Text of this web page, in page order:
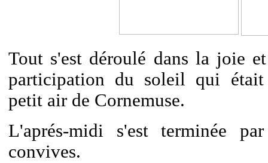
Tout s'est déroulé dans la joie
participation du soleil qui
petit air de Cornemuse.
L'aprés-midi s'est terminée
convives.